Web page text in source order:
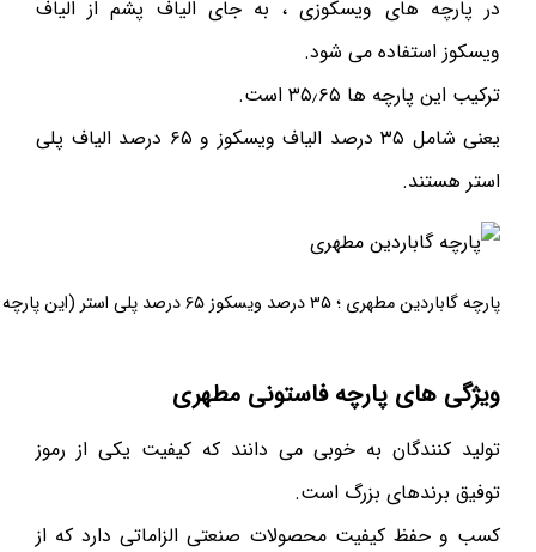
در پارچه های ویسکوزی ، به جای الیاف پشم از الیاف
ویسکوز استفاده می شود.
ترکیب این پارچه ها ۳۵٫۶۵ است.
یعنی شامل ۳۵ درصد الیاف ویسکوز و ۶۵ درصد الیاف پلی
استر هستند.
پارچه گاباردین مطهری ؛ ۳۵ درصد ویسکوز ۶۵ درصد پلی استر (این پارچه از فهرست محصولات مطهری حذف شده است)
ویژگی های پارچه فاستونی مطهری
تولید کنندگان به خوبی می دانند که کیفیت یکی از رموز
توفیق برندهای بزرگ است.
کسب و حفظ کیفیت محصولات صنعتی الزاماتی دارد که از